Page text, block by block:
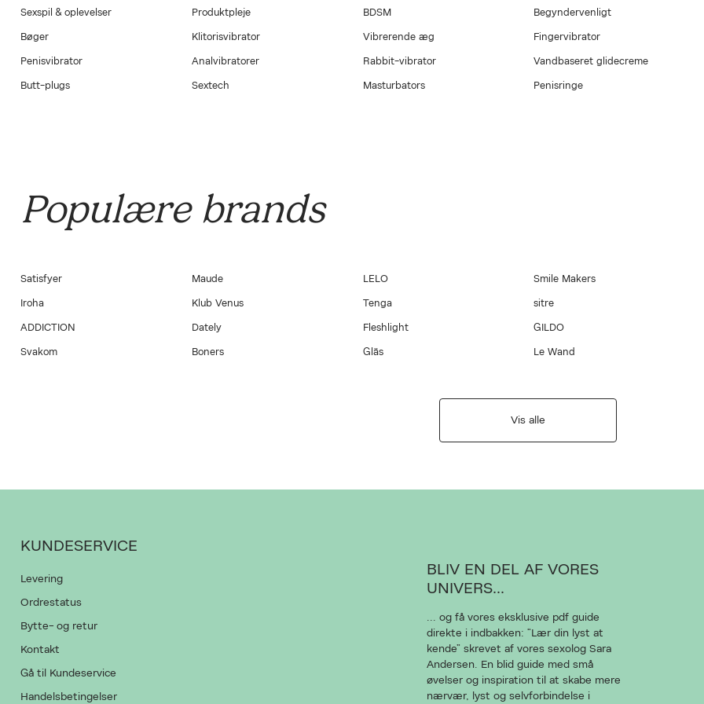
Sexspil & oplevelser Produktpleje BDSM Begyndervenligt
Bøger Klitorisvibrator Vibrerende æg Fingervibrator
Penisvibrator Analvibratorer Rabbit-vibrator Vandbaseret glidecreme
Butt-plugs Sextech Masturbators Penisringe
Populære brands
Satisfyer Maude LELO Smile Makers
Iroha Klub Venus Tenga sitre
ADDICTION Dately Fleshlight GILDO
Svakom Boners Gläs Le Wand
Vis alle
KUNDESERVICE
Levering
Ordrestatus
Bytte- og retur
Kontakt
Gå til Kundeservice
Handelsbetingelser
BLIV EN DEL AF VORES
UNIVERS...
... og få vores eksklusive pdf guide
direkte i indbakken: “Lær din lyst at
kende” skrevet af vores sexolog Sara
Andersen. En blid guide med små
øvelser og inspiration til at skabe mere
nærvær, lyst og selvforbindelse i